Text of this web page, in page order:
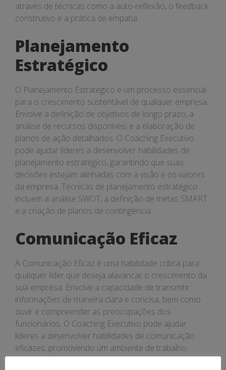
através de técnicas como a auto-reflexão, o feedback
construtivo e a prática de empatia.
Planejamento
Estratégico
O Planejamento Estratégico é um processo essencial
para o crescimento sustentável de qualquer empresa.
Envolve a definição de objetivos de longo prazo, a
análise de recursos disponíveis e a elaboração de
planos de ação detalhados. O Coaching Executivo
pode ajudar líderes a desenvolver habilidades de
planejamento estratégico, garantindo que suas
decisões estejam alinhadas com a visão e os valores
da empresa. Técnicas de planejamento estratégico
incluem a análise SWOT, a definição de metas SMART
e a criação de planos de contingência.
Comunicação Eficaz
A Comunicação Eficaz é uma habilidade crítica para
qualquer líder que deseja alavancar o crescimento da
sua empresa. Envolve a capacidade de transmitir
informações de maneira clara e concisa, bem como
ouvir e compreender as preocupações dos
funcionários. O Coaching Executivo pode ajudar
líderes a desenvolver habilidades de comunicação
eficazes, promovendo um ambiente de trabalho
transparente e colaborativo. Técnicas de